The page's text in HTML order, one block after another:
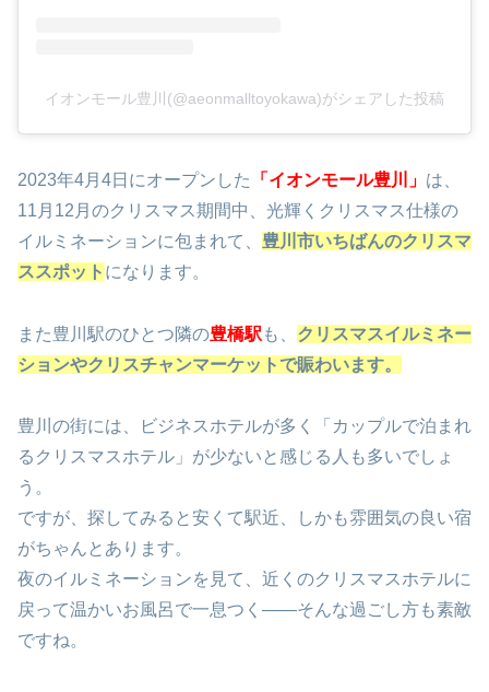
イオンモール豊川(@aeonmalltoyokawa)がシェアした投稿
2023年4月4日にオープンした 「イオンモール豊川」 は、
11月12月のクリスマス期間中、光輝くクリスマス仕様の
イルミネーションに包まれて、 豊川市いちばんのクリスマ
ススポット になります。
また豊川駅のひとつ隣の豊橋駅 も、 クリスマスイルミネー
ションやクリスチャンマーケットで賑わいます。
豊川の街には、ビジネスホテルが多く「カップルで泊まれ
るクリスマスホテル」が少ないと感じる人も多いでしょ
う。
ですが、探してみると安くて駅近、しかも雰囲気の良い宿
がちゃんとあります。
夜のイルミネーションを見て、近くのクリスマスホテルに
戻って温かいお風呂で一息つく――そんな過ごし方も素敵
ですね。